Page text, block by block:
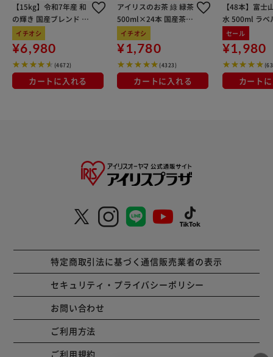
【15kg】令和7年産 和
の輝き 国産ブレンド 5
kg×3袋
イチオシ
¥6,980
(4672)
カートに入れる
アイリスのお茶 綠 緑茶
500ml×24本 国産茶葉
100％使用
イチオシ
¥1,780
(4323)
カートに入れる
【48本】富士
水 500ml ラベ
セール
¥1,980
カート
特定商取引法に基づく通信販売業者の表示
セキュリティ・プライバシーポリシー
お問い合わせ
ご利用方法
ご利用規約